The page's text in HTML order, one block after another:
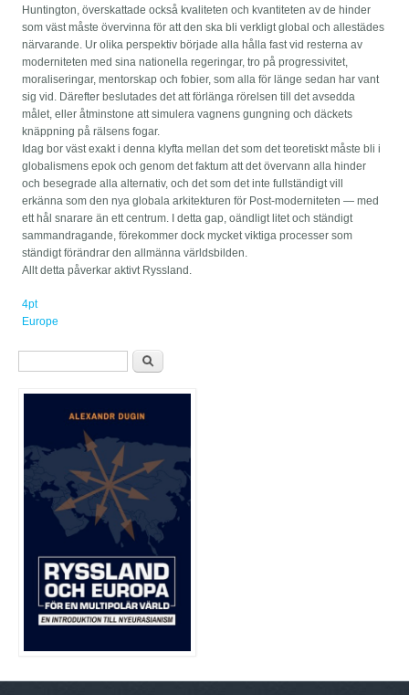
Huntington, överskattade också kvaliteten och kvantiteten av de hinder
som väst måste övervinna för att den ska bli verkligt global och allestädes
närvarande. Ur olika perspektiv började alla hålla fast vid resterna av
moderniteten med sina nationella regeringar, tro på progressivitet,
moraliseringar, mentorskap och fobier, som alla för länge sedan har vant
sig vid. Därefter beslutades det att förlänga rörelsen till det avsedda
målet, eller åtminstone att simulera vagnens gungning och däckets
knäppning på rälsens fogar.
Idag bor väst exakt i denna klyfta mellan det som det teoretiskt måste bli i
globalismens epok och genom det faktum att det övervann alla hinder
och besegrade alla alternativ, och det som det inte fullständigt vill
erkänna som den nya globala arkitekturen för Post-moderniteten — med
ett hål snarare än ett centrum. I detta gap, oändligt litet och ständigt
sammandragande, förekommer dock mycket viktiga processer som
ständigt förändrar den allmänna världsbilden.
Allt detta påverkar aktivt Ryssland.
4pt
Europe
Sökformulär Sök